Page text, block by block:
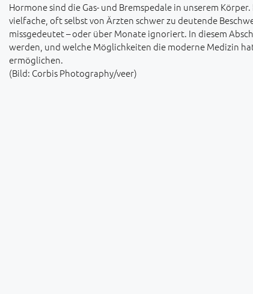
Hormone sind die Gas- und Bremspedale in unserem
vielfache, oft selbst von Ärzten schwer zu deutende
missgedeutet – oder über Monate ignoriert. In diesem
werden, und welche Möglichkeiten die moderne Medizin
ermöglichen.
(Bild: Corbis Photography/veer)